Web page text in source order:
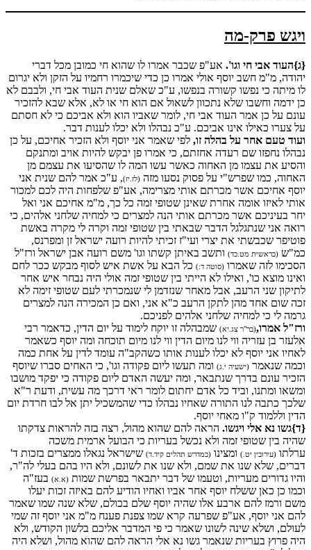
ויגש פרק-מה
{ג}העוד אבי חי וגו'. אע"פ שכבר אמרו לו שהוא חי כמובן מכל דברי
יהודה, מ"מ חשב יוסף אולי אמרו כן כדי שיכמרו רחמיו על הזקן ולא יגרום
לו מיתה כי נפשו קשורה בנפשו, ע"כ שאלם שנית העוד אבי חי, ולבבם לא
כן ידמה וחשבו שלא נתכוון לשאול אם הוא חי או לא, אלא שבא להזכיר
עונם על כן אמר העוד אבי חי, לומר שאביו הוא ולא אביכם כי לא חסתם
על צערו כאילו אינו אביכם. ע"כ נבהלו ולא יכלו לענות דבר.
ועוד טעם אחר על בהלה זו, לפי שאמר אני יוסף ולא הזכיר אחיכם, על כן
נבהלו נחפזו שם רעדה אחזתם, כי אמרו פן יבקש להיות אויב ומתנקם
והסיע את עצמו מן האחוה כאשר עשו המה לו שהסיעו את עצמם מן
האחוה, כמו שפרש"י על פסוק נסעו מזה (לז.יז), ע"כ אמר להם שנית אני
יוסף אחיכם אשר מכרתם אותי מצרימה, אע"פ שלפחות היה לכם למכור
אותי לאיזו אומה אחרת שאינן שטופי זמה כל כך, מ"מ אחיכם אני ואל
יחר בעיניכם אשר מכרתם אותי הנה למצרים כי למחיה שלחני אלהים, כי
רואה אני שנתגלגל הדבר שבאתי בין שטופי זמה וקרה לי מקרה באשת
פוטיפר שכבשתי את יצרי ועי"ז זכיתי להיות רועה ישראל זן ומפרנס,
כמ"ש (בראשית מט.כד) ותשב באיתן קשתו וגו' משם רועה אבן ישראל ורז"ל
הסכימו לזה שאמרו (סוטה ד:) כל הבא על אשת איש לסוף מבקש ככר לחם
ואינו מוצא כו', ואילו לא הייתי בין שטופי זמה אולי היה נבחר איש אחר
לתיקון שני הרעב, אבל מאחר שנזדמן לי שנמכרתי לעם שטופי זימה לא
זכה שום אחד מהן לתקן הרעב כ"א אני, ואם כן המכירה הנה למצרים
גרמה לי כי למחיה שלחני אלהים לפניכם.
ורז"ל אמרו,(בר"ר צג.יא) שמבהלה זו יוקח לימוד על יום הדין, כדאמר רבי
אלעזר בן עזריה ווי לנו מיום הדין ווי לנו מיום תוכחה ומה יוסף כשאמר
לאחיו אני יוסף לא יכלו לענות אותו כשהקב"ה עומד לדין על אחת כמה
וכמה שנאמר (ישעיה י.ג) ומה תעשו ליום פקודה וגו', כי האחים סברו שיוסף
הזכיר עונם בדרך שנתבאר, ומה יעשה האדם ליום פקודה כי יפקד מושבו
ומשאו ומתנו, וביד כל אדם יחתום לומר ראי דרכך מה עשית, ודעת ר"א
שלכך כתבה לנו התורה שאחיו נבהלו כדי שהמשכיל יתן אל לבו חרדת יום
הדין וללמוד ק"ו מאחי יוסף.
{ד}גשו נא אלי ויגשו. הראה להם שהוא מהול, רצה בזה להראות צדקתו
שהיה בין שטופי זמה ולא נכשל בעריות כי הבועל ארמית משכה
ערלתו (עירובין יט.) ומצינו (במדרש תהלים קיד.ד) שישראל נגאלו ממצרים בזכות ד'
דברים, שלא שנו את שמם, ולא שנו את לשונם, ולא היו בהם בעלי לה"ר,
והיו גדורים מעריות, וטעמו של דבר יתבאר בפרשת שמות (א.א) בעז"ה
וכמו כן כאן ששלח יוסף אחר אביו ואחיו הודיע להם באיזה זכות יעלו
משם ורמז להם ארבע אלו שהיה יוסף שלם בכולם, שלא שנה שמו שאמר
להם אני יוסף, אע"פ שפרעה קרא שמו צפנת פענח מ"מ אני יוסף זה שמי
לעולם, ושלא שינה לשונו שאמר כי פי המדבר אליכם בלשון הקודש, ולא
היה פרוץ בעריות שנאמר גשו נא אלי הראה להם שהוא מהול, ושלא היה